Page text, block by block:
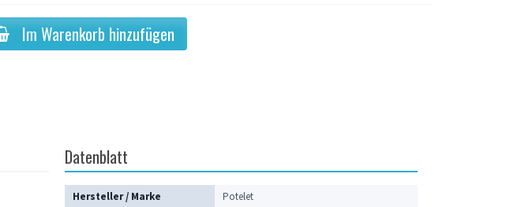
Im Warenkorb hinzufügen
Datenblatt
Hersteller / Marke
Potelet